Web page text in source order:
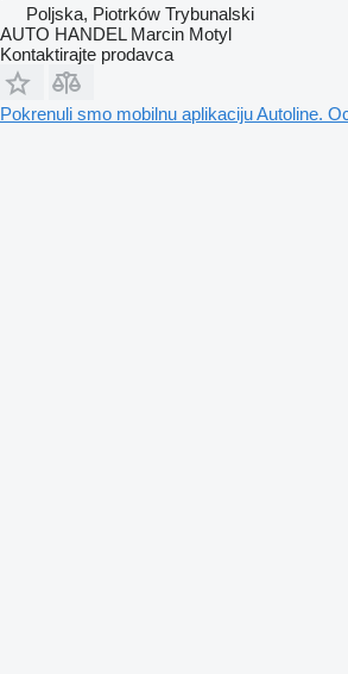
Poljska, Piotrków Trybunalski
AUTO HANDEL Marcin Motyl
Kontaktirajte prodavca
Pokrenuli smo mobilnu aplikaciju Autoline.